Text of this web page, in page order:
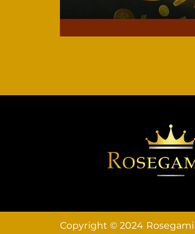
Copyright © 2024